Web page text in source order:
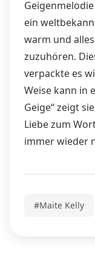
ein
warm und
zuzuhören.
verpackte es
Weise kann in
Geige“ zeigt
Liebe zum
immer wieder
#Maite Kelly